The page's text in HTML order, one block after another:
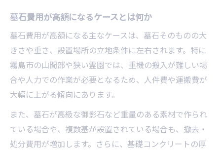
墓石費用が高額になるケースとは何か
墓石費用が高額になる主なケースは、墓石そのものの大
きさや重さ、設置場所の立地条件に左右されます。特に
霧島市の山間部や狭い霊園では、重機の搬入が難しい場
合や人力での作業が必要となるため、人件費や運搬費が
大幅に上がる傾向にあります。
また、墓石が高級な御影石など重量のある素材で作られ
ている場合や、複数基が設置されている場合も、撤去・
処分費用が増加します。さらに、基礎コンクリートの厚